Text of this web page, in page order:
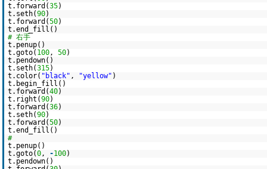
t.forward(35)
t.seth(90)
t.forward(50)
t.end_fill()
# 右手
t.penup()
t.goto( 100, 50)
t.pendown()
t.seth(315)
t.color( "black" , "yellow" )
t.begin_fill()
t.forward(40)
t.right(90)
t.forward(36)
t.seth(90)
t.forward(50)
t.end_fill()
#
t.penup()
t.goto(0, -100)
t.pendown()